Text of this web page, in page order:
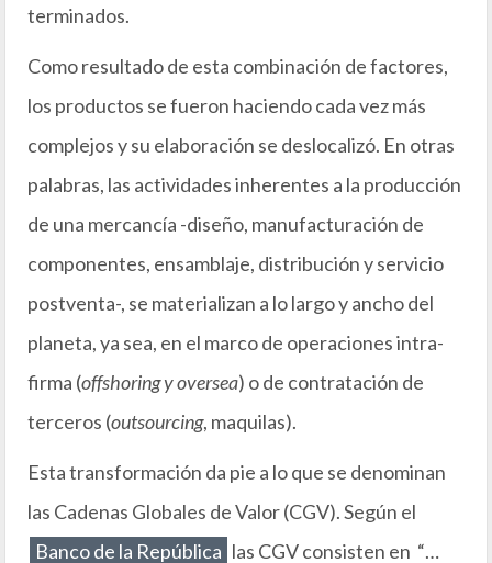
terminados.
Como resultado de esta combinación de factores,
los productos se fueron haciendo cada vez más
complejos y su elaboración se deslocalizó. En otras
palabras, las actividades inherentes a la producción
de una mercancía -diseño, manufacturación de
componentes, ensamblaje, distribución y servicio
postventa-, se materializan a lo largo y ancho del
planeta, ya sea, en el marco de operaciones intra-
firma (offshoring y oversea) o de contratación de
terceros (outsourcing, maquilas).
Esta transformación da pie a lo que se denominan
las Cadenas Globales de Valor (CGV). Según el
Banco de la República las CGV consisten en “…